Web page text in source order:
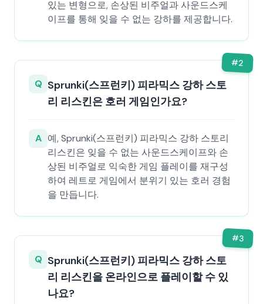
있는 변형으로, 손상된 비주얼과 사운드스케
이프를 통해 잊을 수 없는 강하를 제공합니다.
#2
Q Sprunki(스프런키) 피라믹스 강하 스토
리 리스킨은 호러 게임인가요?
A 예, Sprunki(스프런키) 피라믹스 강하 스토리
리스킨은 잊을 수 없는 사운드스케이프와 손
상된 비주얼로 익숙한 게임 플레이를 재구성
하여 레트로 게임에서 분위기 있는 호러 경험
을 만듭니다.
#3
Q Sprunki(스프런키) 피라믹스 강하 스토
리 리스킨을 온라인으로 플레이할 수 있
나요?